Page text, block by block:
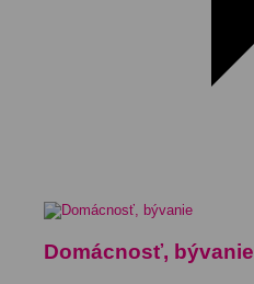
Domácnosť, bývanie